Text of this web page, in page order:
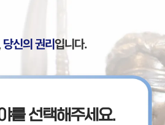
당신의 권리 입니다.
를 선택해주세요.